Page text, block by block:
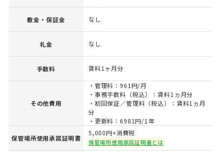
敷金・保証金 なし
礼金 なし
手数料 賃料1ヶ月分
その他費用
・管理料：961円/月
・事務手数料（税込）：賃料1ヵ月分
・初回保証／管理料（税込）：賃料1ヵ月
分
・更新料：6981円/1年
保管場所使用承諾証明書
5,000円+消費税
保管場所使用承諾証明書とは